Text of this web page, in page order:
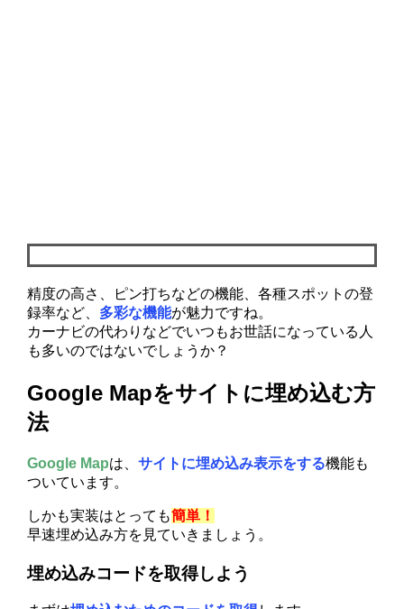
精度の高さ、ピン打ちなどの機能、各種スポットの登
録率など、 多彩な機能が魅力ですね。
カーナビの代わりなどでいつもお世話になっている人
も多いのではないでしょうか？
Google Mapをサイトに埋め込む方
法
Google Mapは、サイトに埋め込み表示をする機能も
ついています。
しかも実装はとっても簡単！
早速埋め込み方を見ていきましょう。
埋め込みコードを取得しよう